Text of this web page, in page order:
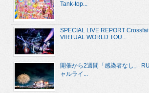
Tank-top...
SPECIAL LIVE REPORT
VIRTUAL WORLD TOU...
開催から2週間「感染者なし」
ャルライ...